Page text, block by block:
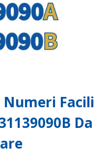
Numeri Facili
Da